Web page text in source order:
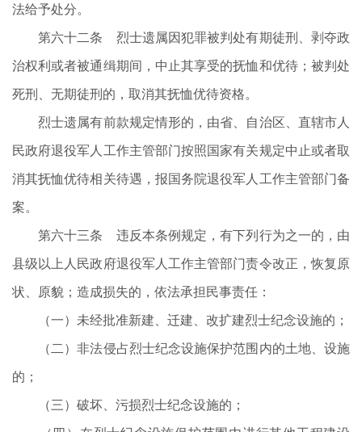
法给予处分。
第六十二条 烈士遗属因犯罪被判处有期徒刑、剥夺政
治权利或者被通缉期间，中止其享受的抚恤和优待；被判处
死刑、无期徒刑的，取消其抚恤优待资格。
烈士遗属有前款规定情形的，由省、自治区、直辖市人
民政府退役军人工作主管部门按照国家有关规定中止或者取
消其抚恤优待相关待遇，报国务院退役军人工作主管部门备
案。
第六十三条 违反本条例规定，有下列行为之一的，由
县级以上人民政府退役军人工作主管部门责令改正，恢复原
状、原貌；造成损失的，依法承担民事责任：
（一）未经批准新建、迁建、改扩建烈士纪念设施的；
（二）非法侵占烈士纪念设施保护范围内的土地、设施
的；
（三）破坏、污损烈士纪念设施的；